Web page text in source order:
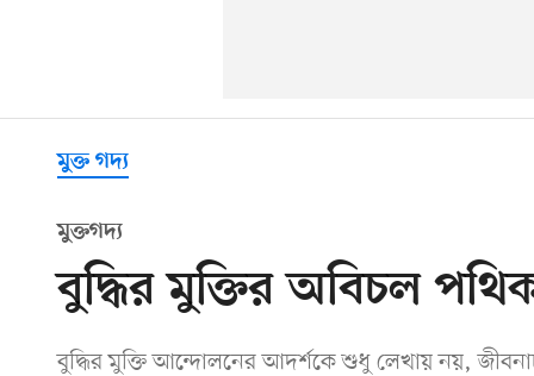
মুক্ত গদ্য
মুক্তগদ্য
বুদ্ধির মুক্তির অবিচল
বুদ্ধির মুক্তি আন্দোলনের আদর্শকে শুধু লেখায় নয়,